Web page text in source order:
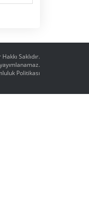
Saklıdır.
Politikası